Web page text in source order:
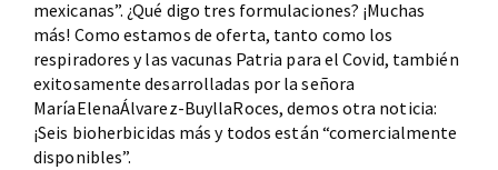
mexicanas”. ¿Qué digo tres formulaciones? ¡Muchas
más! Como estamos de oferta, tanto como los
respiradores y las vacunas Patria para el Covid, también
exitosamente desarrolladas por la señora
MaríaElenaÁlvarez-BuyllaRoces, demos otra noticia:
¡Seis bioherbicidas más y todos están “comercialmente
disponibles”.